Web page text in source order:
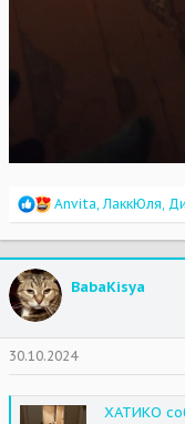
R
a
c
t
i
o
:
Anvita ЛаккЮля
BabaKisya
30.10.2024
ХАТИКО